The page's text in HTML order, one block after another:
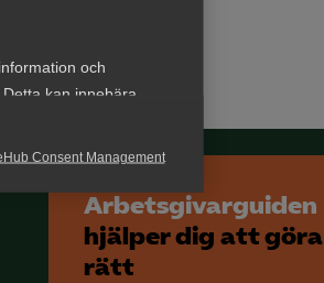
och
kan innebära
och rapportera
Consent Management
Arbetsgivarguiden
hjälper dig att göra
rätt